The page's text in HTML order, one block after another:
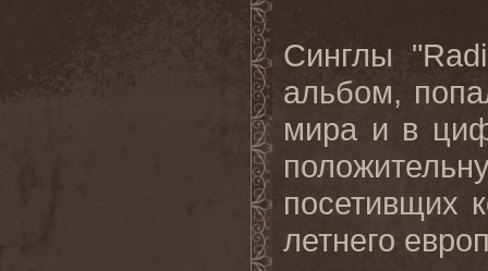
Синглы "
альбом,
мира и в
посетивщих
летнего